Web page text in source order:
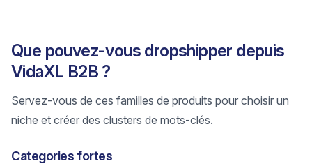
Que pouvez-vous dropshipper depuis
VidaXL B2B ?
Servez-vous de ces familles de produits pour choisir un
niche et créer des clusters de mots-clés.
Categories fortes